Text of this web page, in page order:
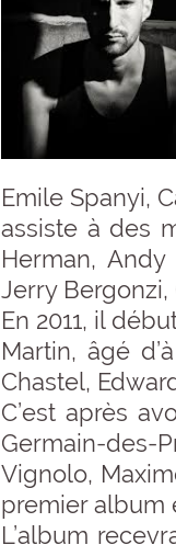
Emile Spanyi,
assiste à des
Herman,
Jerry Bergonzi,
En 2011, il
Martin, âgé
Chastel,
C’est après
Germain-des-
Vignolo,
premier album
L’album